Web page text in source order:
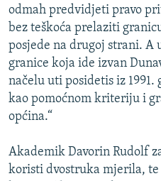
odmah predvidjeti pravo
bez teškoća prelaziti
posjede na drugoj strani. A
granice koja ide izvan
načelu uti posidetis iz
kao pomoćnom kriteriju i
općina.“
Akademik Davorin Rudolf
koristi dvostruka mjerila,